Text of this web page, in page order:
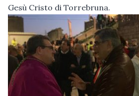
Gesù Cristo di Torrebruna.